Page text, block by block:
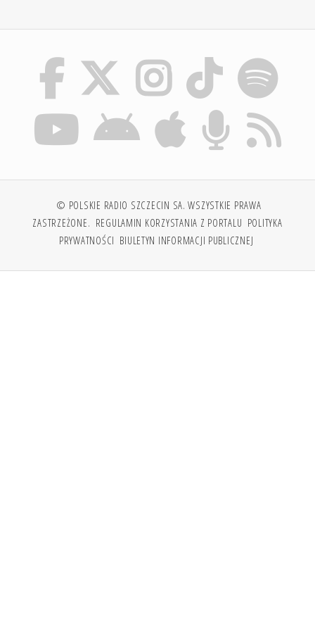
© POLSKIE RADIO SZCZECIN SA. WSZYSTKIE PRAWA
ZASTRZEŻONE. REGULAMIN KORZYSTANIA Z PORTALU POLITYKA
PRYWATNOŚCI BIULETYN INFORMACJI PUBLICZNEJ